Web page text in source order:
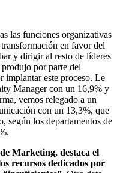
las funciones organizativas
en favor del
y dirigir al resto de líderes
por parte del
implantar este proceso. Le
Manager con un 16,9% y
vemos relegado a un
con un 13,3%, que
según los departamentos de
Marketing, destaca el
recursos dedicados por